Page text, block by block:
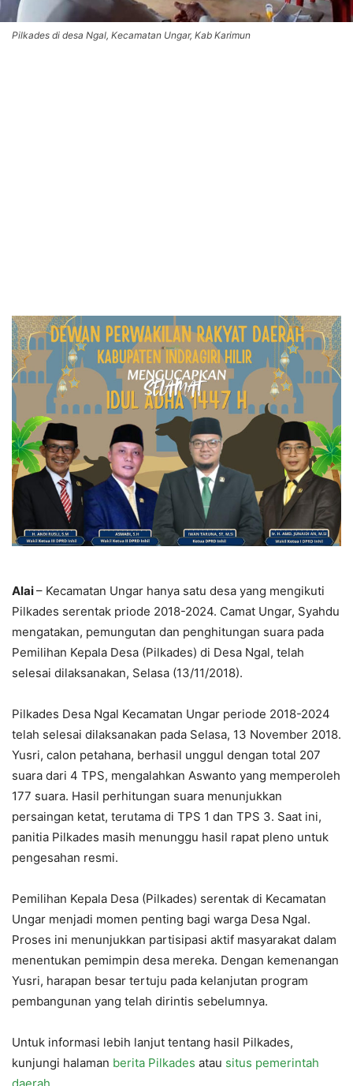
Pilkades di desa Ngal, Kecamatan Ungar, Kab Karimun
Alai– Kecamatan Ungar hanya satu desa yang mengikuti
Pilkades serentak priode 2018-2024. Camat Ungar, Syahdu
mengatakan, pemungutan dan penghitungan suara pada
Pemilihan Kepala Desa (Pilkades) di Desa Ngal, telah
selesai dilaksanakan, Selasa (13/11/2018).
Pilkades Desa Ngal Kecamatan Ungar periode 2018-2024
telah selesai dilaksanakan pada Selasa, 13 November 2018.
Yusri, calon petahana, berhasil unggul dengan total 207
suara dari 4 TPS, mengalahkan Aswanto yang memperoleh
177 suara. Hasil perhitungan suara menunjukkan
persaingan ketat, terutama di TPS 1 dan TPS 3. Saat ini,
panitia Pilkades masih menunggu hasil rapat pleno untuk
pengesahan resmi.
Pemilihan Kepala Desa (Pilkades) serentak di Kecamatan
Ungar menjadi momen penting bagi warga Desa Ngal.
Proses ini menunjukkan partisipasi aktif masyarakat dalam
menentukan pemimpin desa mereka. Dengan kemenangan
Yusri, harapan besar tertuju pada kelanjutan program
pembangunan yang telah dirintis sebelumnya.
Untuk informasi lebih lanjut tentang hasil Pilkades,
kunjungi halaman berita Pilkades atau situs pemerintah